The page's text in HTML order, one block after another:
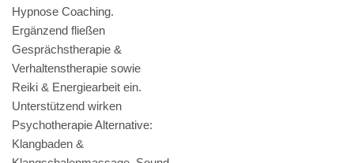
Hypnose Coaching.
Ergänzend fließen
Gesprächstherapie &
Verhaltenstherapie sowie
Reiki & Energiearbeit ein.
Unterstützend wirken
Psychotherapie Alternative:
Klangbaden &